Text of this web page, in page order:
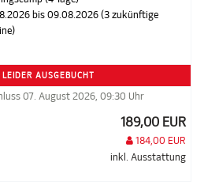
bis 09.08.2026 (3 zukünftige
LEIDER AUSGEBUCHT
07. August 2026, 09:30 Uhr
189,00 EUR
184,00 EUR
inkl. Ausstattung